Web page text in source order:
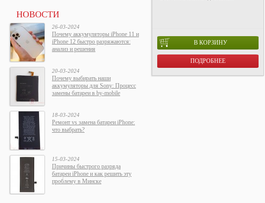
НОВОСТИ
26-03-2024
Почему аккумуляторы iPhone 11 и
iPhone 12 быстро разряжаются:
анализ и решения
20-03-2024
Почему выбирать наши
аккумуляторы для Sony: Процесс
замены батареи в by-mobile
18-03-2024
Ремонт vs замена батареи iPhone:
что выбрать?
15-03-2024
Причины быстрого разряда
батареи iPhone и как решить эту
проблему в Минске
В КОРЗИНУ
ПОДРОБНЕЕ